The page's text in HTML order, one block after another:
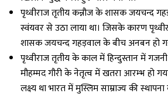
पृथ्वीराज तृतीय कन्नौज के शासक जयचन्द
स्वंयवर से उठा लाया था। जिसके कारण
शासक जयचन्द गहड़वाल के बीच अनबन हो
पृथ्वीराज तृतीय के काल में हिन्दुस्तान में
मौहम्मद गौरी के नेतृत्व में खतरा आरम्भ हो
लक्ष्य था भारत में मुस्लिम साम्राज्य की स्थापना